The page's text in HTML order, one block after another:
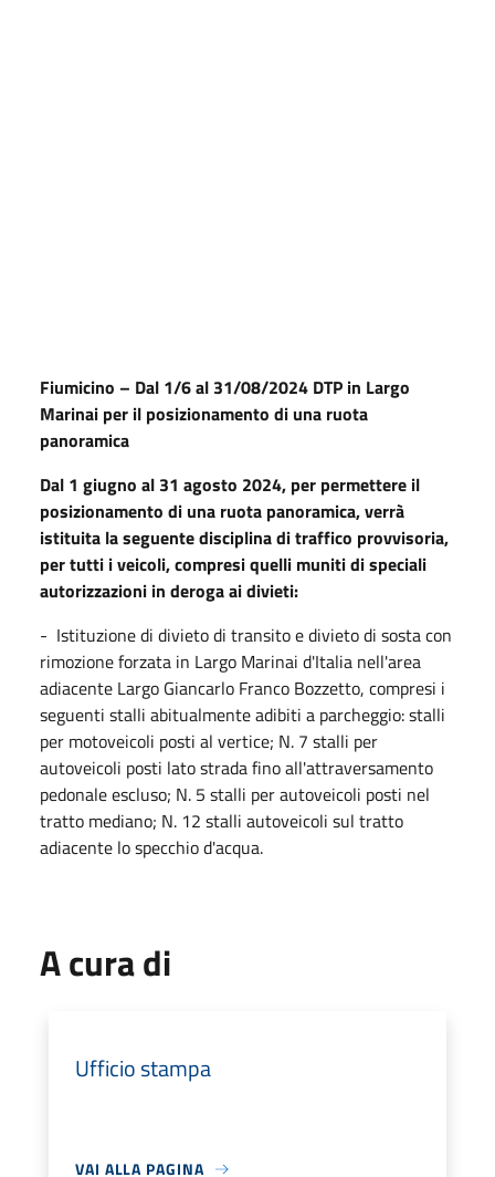
Fiumicino – Dal 1/6 al 31/08/2024 DTP in Largo
Marinai per il posizionamento di una ruota
panoramica
Dal 1 giugno al 31 agosto 2024, per permettere il
posizionamento di una ruota panoramica, verrà
istituita la seguente disciplina di traffico provvisoria,
per tutti i veicoli, compresi quelli muniti di speciali
autorizzazioni in deroga ai divieti:
- Istituzione di divieto di transito e divieto di sosta con
rimozione forzata in Largo Marinai d'Italia nell'area
adiacente Largo Giancarlo Franco Bozzetto, compresi i
seguenti stalli abitualmente adibiti a parcheggio: stalli
per motoveicoli posti al vertice; N. 7 stalli per
autoveicoli posti lato strada fino all'attraversamento
pedonale escluso; N. 5 stalli per autoveicoli posti nel
tratto mediano; N. 12 stalli autoveicoli sul tratto
adiacente lo specchio d'acqua.
A cura di
Ufficio stampa
VAI ALLA PAGINA